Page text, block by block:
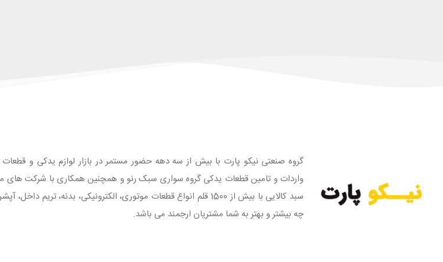
گروه صنعتی نیکو پارت با بیش از سه دهه حضور مستمر در بازار لوازم یدکی و قطعات
واردات و تامین قطعات یدکی گروه سواری سبک رنو و همچنین همکاری با شرکت های
سبد کالایی با بیش از 1500 قلم انواع قطعات موتوری، الکترونیکی،
چه بیشتر و بهتر به شما مشتریان ارجمند می باشد.